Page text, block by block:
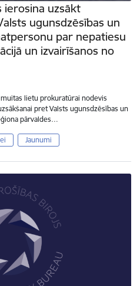
ierosina uzsākt
ugunsdzēsības un
par nepatiesu
un izvairīšanos no
lietu prokuratūrai nodevis
pret Valsts ugunsdzēsības un
pārvaldes…
Jaunumi